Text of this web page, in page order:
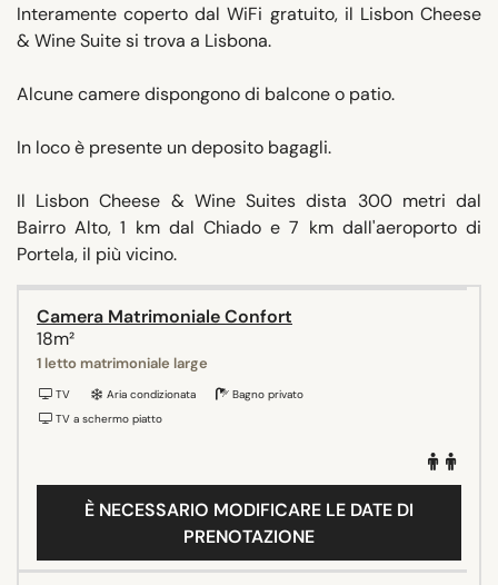
Interamente coperto dal WiFi gratuito, il Lisbon Cheese
& Wine Suite si trova a Lisbona.
Alcune camere dispongono di balcone o patio.
In loco è presente un deposito bagagli.
Il Lisbon Cheese & Wine Suites dista 300 metri dal
Bairro Alto, 1 km dal Chiado e 7 km dall'aeroporto di
Portela, il più vicino.
Camera Matrimoniale Confort
18m²
1 letto matrimoniale large
TV Aria condizionata
Bagno privato
TV a schermo piatto
È NECESSARIO MODIFICARE LE DATE DI
PRENOTAZIONE